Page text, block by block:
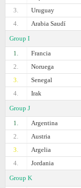
3.
Uruguay
4.
Arabia Saudí
Group I
1.
Francia
2.
Noruega
3.
Senegal
4.
Irak
Group J
1.
Argentina
2.
Austria
3.
Argelia
4.
Jordania
Group K